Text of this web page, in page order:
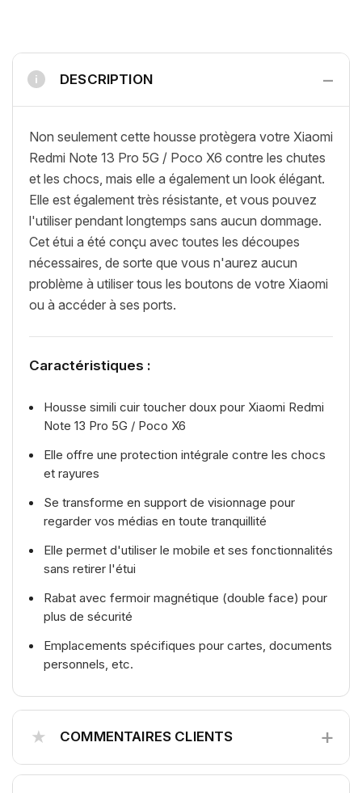
i DESCRIPTION −
Non seulement cette housse protègera votre Xiaomi
Redmi Note 13 Pro 5G / Poco X6 contre les chutes
et les chocs, mais elle a également un look élégant.
Elle est également très résistante, et vous pouvez
l'utiliser pendant longtemps sans aucun dommage.
Cet étui a été conçu avec toutes les découpes
nécessaires, de sorte que vous n'aurez aucun
problème à utiliser tous les boutons de votre Xiaomi
ou à accéder à ses ports.
Caractéristiques :
Housse simili cuir toucher doux pour Xiaomi Redmi
Note 13 Pro 5G / Poco X6
Elle offre une protection intégrale contre les chocs
et rayures
Se transforme en support de visionnage pour
regarder vos médias en toute tranquillité
Elle permet d'utiliser le mobile et ses fonctionnalités
sans retirer l'étui
Rabat avec fermoir magnétique (double face) pour
plus de sécurité
Emplacements spécifiques pour cartes, documents
personnels, etc.
★ COMMENTAIRES CLIENTS +